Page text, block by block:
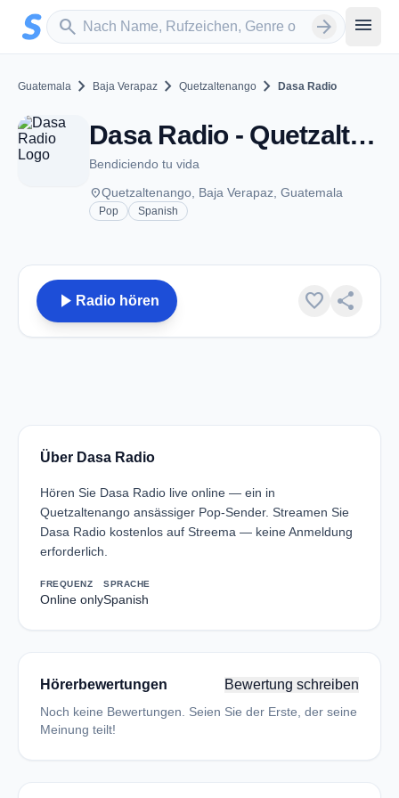
Zum Hauptinhalt springen
search
Sender suchen arrow_forward menu
Guatemala chevron_right Baja Verapaz chevron_right Quetzaltenango chevron_right Dasa Radio
Dasa Radio - Quetzaltenango
Bendiciendo tu vida
placeQuetzaltenango, Baja Verapaz, Guatemala
Pop Spanish
play_arrow Radio hören favorite share
Über Dasa Radio
Hören Sie Dasa Radio live online — ein in
Quetzaltenango ansässiger Pop-Sender. Streamen Sie
Dasa Radio kostenlos auf Streema — keine Anmeldung
erforderlich.
FREQUENZ
Online only
SPRACHE
Spanish
Hörerbewertungen Bewertung schreiben
Noch keine Bewertungen. Seien Sie der Erste, der seine
Meinung teilt!